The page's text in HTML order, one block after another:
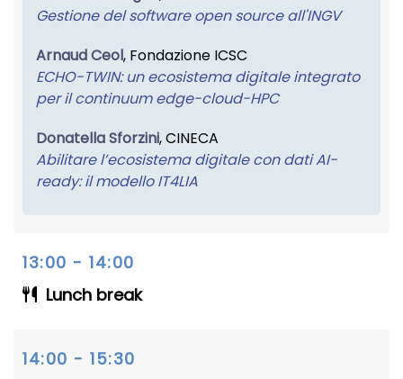
Gestione del software open source all'INGV
Arnaud Ceol, Fondazione ICSC
ECHO-TWIN: un ecosistema digitale integrato
per il continuum edge-cloud-HPC
Donatella Sforzini, CINECA
Abilitare l’ecosistema digitale con dati AI-
ready: il modello IT4LIA
13:00 - 14:00
Lunch break
14:00 - 15:30